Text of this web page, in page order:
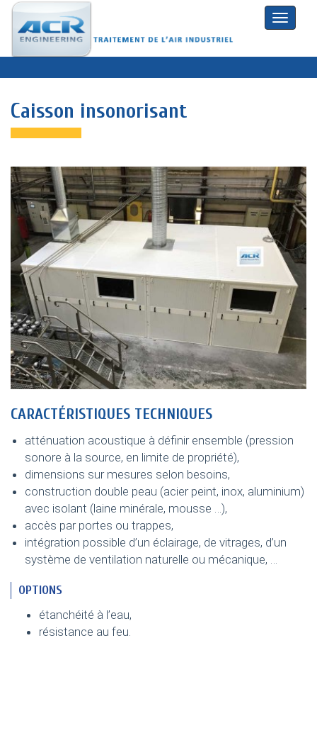
Toggle
Caisson insonorisant
CARACTÉRISTIQUES TECHNIQUES
atténuation acoustique à définir ensemble (pression
sonore à la source, en limite de propriété),
dimensions sur mesures selon besoins,
construction double peau (acier peint, inox, aluminium)
avec isolant (laine minérale, mousse …),
accès par portes ou trappes,
intégration possible d’un éclairage, de vitrages, d’un
système de ventilation naturelle ou mécanique, …
OPTIONS
étanchéité à l’eau,
résistance au feu.